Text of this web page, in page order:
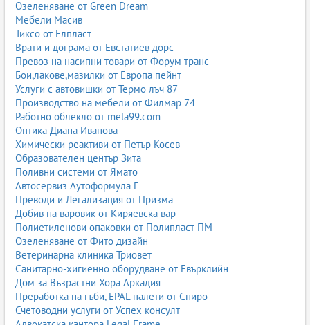
Озеленяване от Green Dream
Мебели Масив
Тиксо от Елпласт
Врати и дограма от Евстатиев дорс
Превоз на насипни товари от Форум транс
Бои,лакове,мазилки от Европа пейнт
Услуги с автовишки от Термо лъч 87
Производство на мебели от Филмар 74
Работно облекло от mela99.com
Оптика Диана Иванова
Химически реактиви от Петър Косев
Образователен център Зита
Поливни системи от Ямато
Автосервиз Аутоформула Г
Преводи и Легализация от Призма
Добив на варовик от Киряевска вар
Полиетиленови опаковки от Полипласт ПМ
Озеленяване от Фито дизайн
Ветеринарна клиника Триовет
Санитарно-хигиенно оборудване от Евърклийн
Дом за Възрастни Хора Аркадия
Преработка на гъби, EPAL палети от Спиро
Счетоводни услуги от Успех консулт